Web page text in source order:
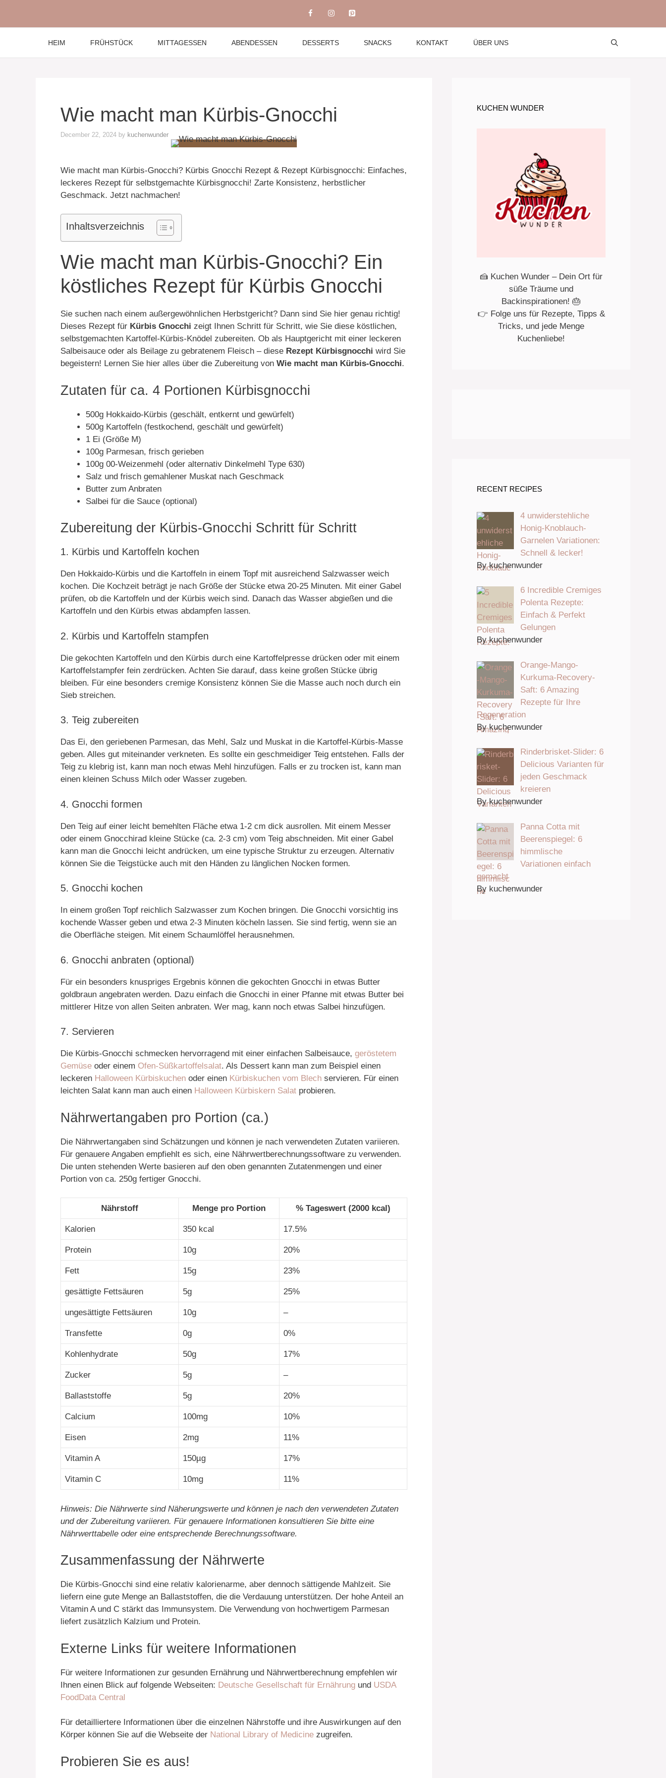
content
HEIM FRÜHSTÜCK MITTAGESSEN ABENDESSEN DESSERTS SNACKS KONTAKT ÜBER UNS
Wie macht man Kürbis-Gnocchi
December 22, 2024 by kuchenwunder
Wie macht man Kürbis-Gnocchi? Kürbis Gnocchi Rezept & Rezept Kürbisgnocchi: Einfaches,
leckeres Rezept für selbstgemachte Kürbisgnocchi! Zarte Konsistenz, herbstlicher
Geschmack. Jetzt nachmachen!
Inhaltsverzeichnis
Wie macht man Kürbis-Gnocchi? Ein
köstliches Rezept für Kürbis Gnocchi
Sie suchen nach einem außergewöhnlichen Herbstgericht? Dann sind Sie hier genau richtig!
Dieses Rezept für Kürbis Gnocchi zeigt Ihnen Schritt für Schritt, wie Sie diese köstlichen,
selbstgemachten Kartoffel-Kürbis-Knödel zubereiten. Ob als Hauptgericht mit einer leckeren
Salbeisauce oder als Beilage zu gebratenem Fleisch – diese Rezept Kürbisgnocchi wird Sie
begeistern! Lernen Sie hier alles über die Zubereitung von Wie macht man Kürbis-Gnocchi.
Zutaten für ca. 4 Portionen Kürbisgnocchi
500g Hokkaido-Kürbis (geschält, entkernt und gewürfelt)
500g Kartoffeln (festkochend, geschält und gewürfelt)
1 Ei (Größe M)
100g Parmesan, frisch gerieben
100g 00-Weizenmehl (oder alternativ Dinkelmehl Type 630)
Salz und frisch gemahlener Muskat nach Geschmack
Butter zum Anbraten
Salbei für die Sauce (optional)
Zubereitung der Kürbis-Gnocchi Schritt für Schritt
1. Kürbis und Kartoffeln kochen
Den Hokkaido-Kürbis und die Kartoffeln in einem Topf mit ausreichend Salzwasser weich
kochen. Die Kochzeit beträgt je nach Größe der Stücke etwa 20-25 Minuten. Mit einer Gabel
prüfen, ob die Kartoffeln und der Kürbis weich sind. Danach das Wasser abgießen und die
Kartoffeln und den Kürbis etwas abdampfen lassen.
2. Kürbis und Kartoffeln stampfen
Die gekochten Kartoffeln und den Kürbis durch eine Kartoffelpresse drücken oder mit einem
Kartoffelstampfer fein zerdrücken. Achten Sie darauf, dass keine großen Stücke übrig
bleiben. Für eine besonders cremige Konsistenz können Sie die Masse auch noch durch ein
Sieb streichen.
3. Teig zubereiten
Das Ei, den geriebenen Parmesan, das Mehl, Salz und Muskat in die Kartoffel-Kürbis-Masse
geben. Alles gut miteinander verkneten. Es sollte ein geschmeidiger Teig entstehen. Falls der
Teig zu klebrig ist, kann man noch etwas Mehl hinzufügen. Falls er zu trocken ist, kann man
einen kleinen Schuss Milch oder Wasser zugeben.
4. Gnocchi formen
Den Teig auf einer leicht bemehlten Fläche etwa 1-2 cm dick ausrollen. Mit einem Messer
oder einem Gnocchirad kleine Stücke (ca. 2-3 cm) vom Teig abschneiden. Mit einer Gabel
kann man die Gnocchi leicht andrücken, um eine typische Struktur zu erzeugen. Alternativ
können Sie die Teigstücke auch mit den Händen zu länglichen Nocken formen.
5. Gnocchi kochen
In einem großen Topf reichlich Salzwasser zum Kochen bringen. Die Gnocchi vorsichtig ins
kochende Wasser geben und etwa 2-3 Minuten köcheln lassen. Sie sind fertig, wenn sie an
die Oberfläche steigen. Mit einem Schaumlöffel herausnehmen.
6. Gnocchi anbraten (optional)
Für ein besonders knuspriges Ergebnis können die gekochten Gnocchi in etwas Butter
goldbraun angebraten werden. Dazu einfach die Gnocchi in einer Pfanne mit etwas Butter bei
mittlerer Hitze von allen Seiten anbraten. Wer mag, kann noch etwas Salbei hinzufügen.
7. Servieren
Die Kürbis-Gnocchi schmecken hervorragend mit einer einfachen Salbeisauce, geröstetem
Gemüse oder einem Ofen-Süßkartoffelsalat. Als Dessert kann man zum Beispiel einen
leckeren Halloween Kürbiskuchen oder einen Kürbiskuchen vom Blech servieren. Für einen
leichten Salat kann man auch einen Halloween Kürbiskern Salat probieren.
Nährwertangaben pro Portion (ca.)
Die Nährwertangaben sind Schätzungen und können je nach verwendeten Zutaten variieren.
Für genauere Angaben empfiehlt es sich, eine Nährwertberechnungssoftware zu verwenden.
Die unten stehenden Werte basieren auf den oben genannten Zutatenmengen und einer
Portion von ca. 250g fertiger Gnocchi.
Nährstoff Menge pro Portion % Tageswert (2000 kcal)
Kalorien 350 kcal 17.5%
Protein 10g 20%
Fett 15g 23%
gesättigte Fettsäuren 5g 25%
ungesättigte Fettsäuren 10g –
Transfette 0g 0%
Kohlenhydrate 50g 17%
Zucker 5g –
Ballaststoffe 5g 20%
Calcium 100mg 10%
Eisen 2mg 11%
Vitamin A 150µg 17%
Vitamin C 10mg 11%
Hinweis: Die Nährwerte sind Näherungswerte und können je nach den verwendeten Zutaten
und der Zubereitung variieren. Für genauere Informationen konsultieren Sie bitte eine
Nährwerttabelle oder eine entsprechende Berechnungssoftware.
Zusammenfassung der Nährwerte
Die Kürbis-Gnocchi sind eine relativ kalorienarme, aber dennoch sättigende Mahlzeit. Sie
liefern eine gute Menge an Ballaststoffen, die die Verdauung unterstützen. Der hohe Anteil an
Vitamin A und C stärkt das Immunsystem. Die Verwendung von hochwertigem Parmesan
liefert zusätzlich Kalzium und Protein.
Externe Links für weitere Informationen
Für weitere Informationen zur gesunden Ernährung und Nährwertberechnung empfehlen wir
Ihnen einen Blick auf folgende Webseiten: Deutsche Gesellschaft für Ernährung und USDA
FoodData Central
Für detailliertere Informationen über die einzelnen Nährstoffe und ihre Auswirkungen auf den
Körper können Sie auf die Webseite der National Library of Medicine zugreifen.
Probieren Sie es aus!
KUCHEN WUNDER
🍰 Kuchen Wunder – Dein Ort für
süße Träume und
Backinspirationen! 🎂
👉 Folge uns für Rezepte, Tipps &
Tricks, und jede Menge
Kuchenliebe!
RECENT RECIPES
4 unwiderstehliche
Honig-Knoblauch-
Garnelen Variationen:
Schnell & lecker!
By kuchenwunder
6 Incredible Cremiges
Polenta Rezepte:
Einfach & Perfekt
Gelungen
By kuchenwunder
Orange-Mango-
Kurkuma-Recovery-
Saft: 6 Amazing
Rezepte für Ihre
Regeneration
By kuchenwunder
Rinderbrisket-Slider: 6
Delicious Varianten für
jeden Geschmack
kreieren
By kuchenwunder
Panna Cotta mit
Beerenspiegel: 6
himmlische
Variationen einfach
gemacht
By kuchenwunder